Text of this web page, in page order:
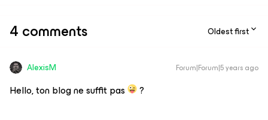
4 comments Oldest first
AlexisM Forum|Forum|5 years ago
Hello, ton blog ne suffit pas ?